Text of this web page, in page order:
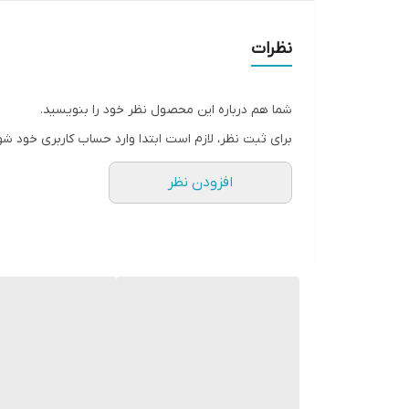
نظرات
شما هم درباره این محصول نظر خود را بنویسید.
برای ثبت نظر، لازم است ابتدا وارد حساب کاربری خود
افزودن نظر